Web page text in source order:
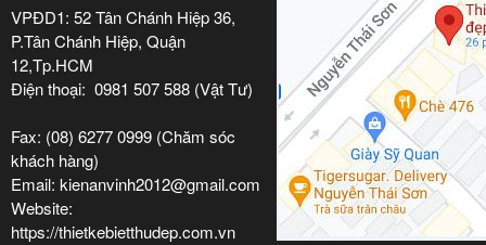
VPĐD1: 52 Tân Chánh Hiệp 36,
P.Tân Chánh Hiệp, Quận
12,Tp.HCM
Điện thoại: 0981 507 588 (Vật Tư)
Fax: (08) 6277 0999 (Chăm sóc
khách hàng)
Email: kienanvinh2012@gmail.com
Website:
https://thietkebietthudep.com.vn